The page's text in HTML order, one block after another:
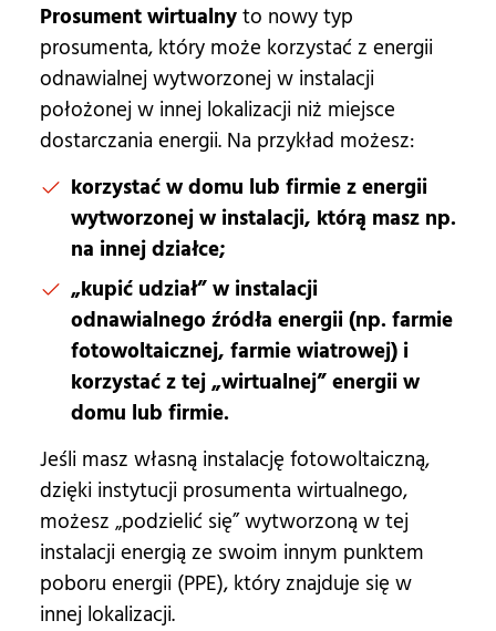
Prosument wirtualnyto nowy typ
prosumenta, który może korzystać z energii
odnawialnej wytworzonej w instalacji
położonej w innej lokalizacji niż miejsce
dostarczania energii. Na przykład możesz:
korzystać w domu lub firmie z energii
wytworzonej w instalacji, którą masz np.
na innej działce;
„kupić udział” w instalacji
odnawialnego źródła energii (np. farmie
fotowoltaicznej, farmie wiatrowej) i
korzystać z tej „wirtualnej” energii w
domu lub firmie.
Jeśli masz własną instalację fotowoltaiczną,
dzięki instytucji prosumenta wirtualnego,
możesz „podzielić się” wytworzoną w tej
instalacji energią ze swoim innym punktem
poboru energii (PPE), który znajduje się w
innej lokalizacji.